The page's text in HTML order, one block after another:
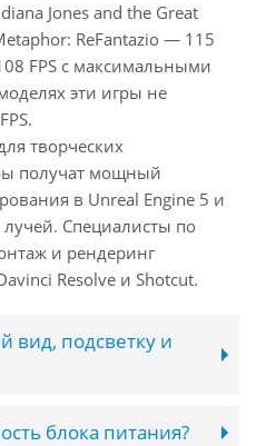
Jones and the Great
ReFantazio — 115
FPS с максимальными
эти игры не
творческих
получат мощный
в Unreal Engine 5 и
Специалисты по
и рендеринг
Resolve и Shotcut.
вид, подсветку и
блока питания?